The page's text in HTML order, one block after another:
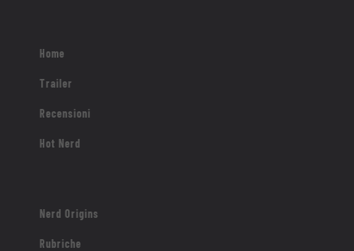
Home
Trailer
Recensioni
Hot Nerd
Nerd Origins
Rubriche